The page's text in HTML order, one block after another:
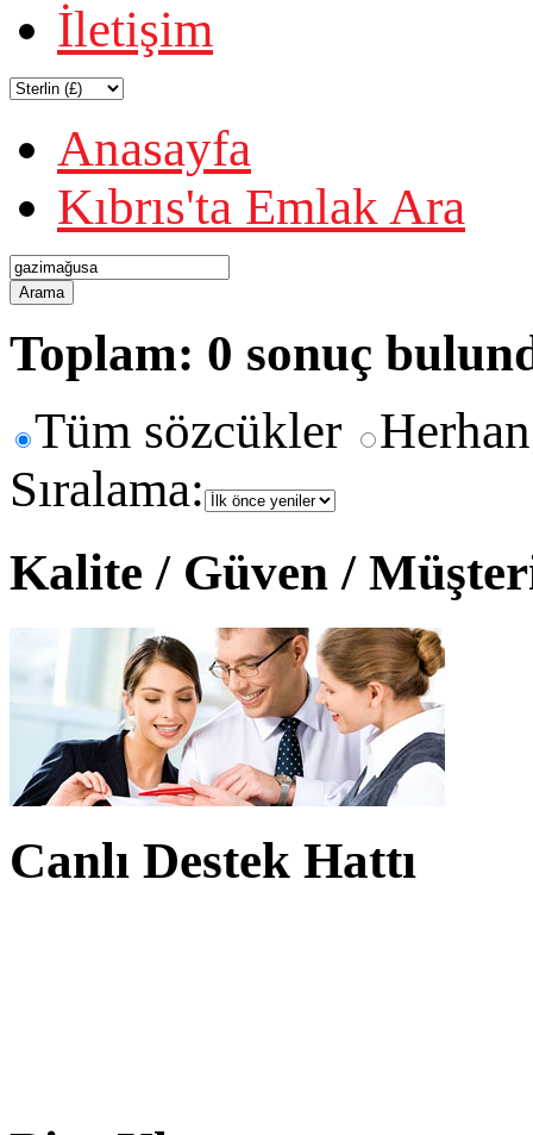
İletişim
Anasayfa
Kıbrıs'ta Emlak Ara
Arama
Toplam: 0 sonuç
Tüm sözcükler
Sıralama:
Kalite / Güven /
Canlı Destek Hattı